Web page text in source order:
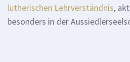
lutherischen Lehrverständnis,
besonders in der